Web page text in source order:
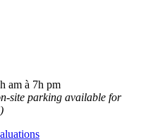
am à 7h pm
site parking available for